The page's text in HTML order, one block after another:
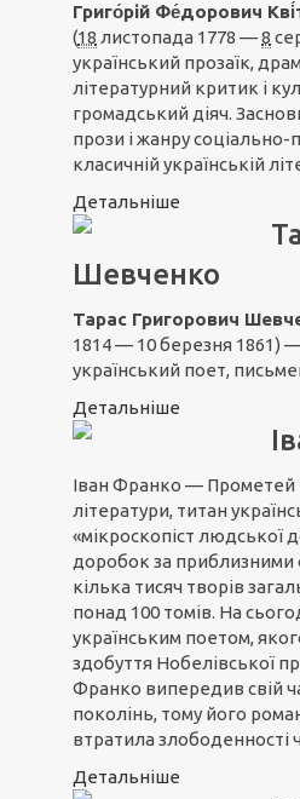
Григо́рій Фе́дорович
(18 листопада 1778 —8
український прозаїк,
літературний критик і
громадський діяч.
прози і жанру соціально-
класичній українській
Детальніше
Шевченко
Тарас Григорович
1814 — 10 березня 1861)
український поет,
Детальніше
Іван Франко — Прометей
літератури, титан
«мікроскопіст людської
доробок за приблизними
кілька тисяч творів
понад 100 томів. На
українським поетом,
здобуття Нобелівської
Франко випередив свій
поколінь, тому його
втратила злободенності
Детальніше